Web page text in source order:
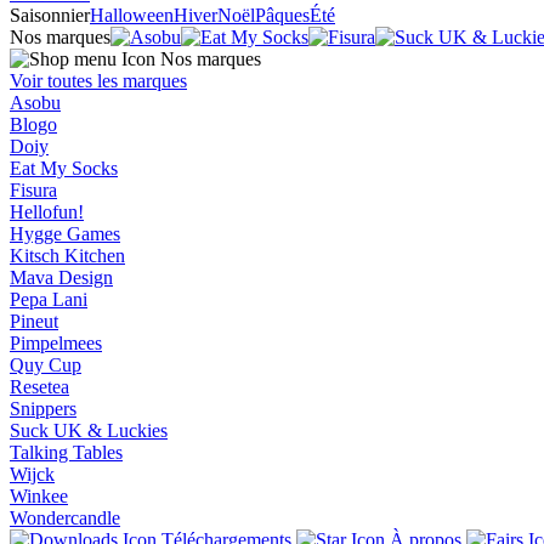
SaisonnierHalloweenHiverNoëlPâquesÉté
Nos marques
Nos marques
Voir toutes les marques
Asobu
Blogo
Doiy
Eat My Socks
Fisura
Hellofun!
Hygge Games
Kitsch Kitchen
Mava Design
Pepa Lani
Pineut
Pimpelmees
Quy Cup
Resetea
Snippers
Suck UK & Luckies
Talking Tables
Wijck
Winkee
Wondercandle